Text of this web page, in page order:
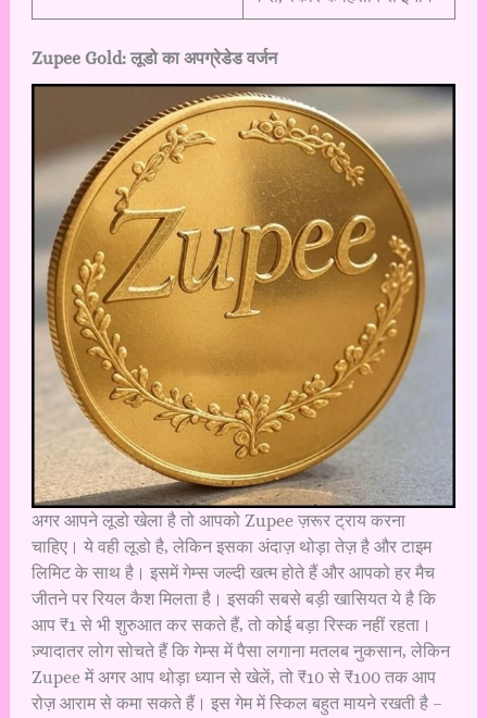
Zupee Gold: लूडो का अपग्रेडेड वर्जन
अगर आपने लूडो खेला है तो आपको Zupee ज़रूर ट्राय करना
चाहिए। ये वही लूडो है, लेकिन इसका अंदाज़ थोड़ा तेज़ है और टाइम
लिमिट के साथ है। इसमें गेम्स जल्दी खत्म होते हैं और आपको हर मैच
जीतने पर रियल कैश मिलता है। इसकी सबसे बड़ी खासियत ये है कि
आप ₹1 से भी शुरुआत कर सकते हैं, तो कोई बड़ा रिस्क नहीं रहता।
ज़्यादातर लोग सोचते हैं कि गेम्स में पैसा लगाना मतलब नुकसान, लेकिन
Zupee में अगर आप थोड़ा ध्यान से खेलें, तो ₹10 से ₹100 तक आप
रोज़ आराम से कमा सकते हैं। इस गेम में स्किल बहुत मायने रखती है –